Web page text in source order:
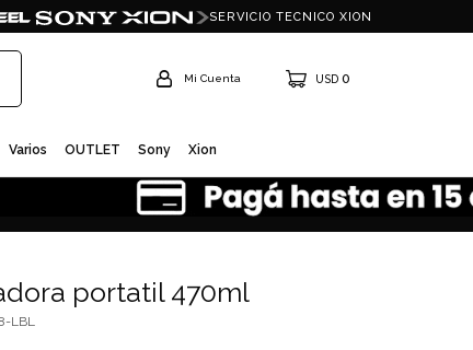
Varios OUTLET Sony Xion
USD 0
SERVICIO TECNICO XION
portatil 470ml
LBL